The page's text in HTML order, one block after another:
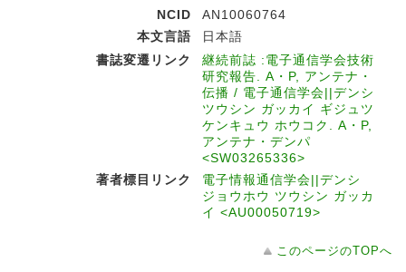
NCID
AN10060764
本文言語
日本語
書誌変遷リンク
継続前誌 :電子通信学会技術
研究報告. A・P, アンテナ・
伝播 / 電子通信学会||デンシ
ツウシン ガッカイ ギジュツ
ケンキュウ ホウコク. A・P,
アンテナ・デンパ
<SW03265336>
著者標目リンク
電子情報通信学会||デンシ
ジョウホウ ツウシン ガッカ
イ <AU00050719>
このページのTOPへ